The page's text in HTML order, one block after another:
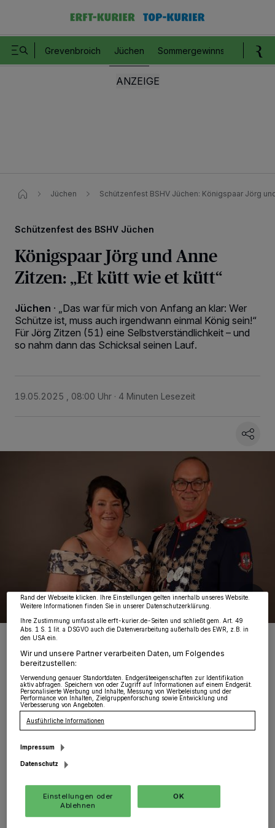
Grevenbroich Jüchen Sommergewinnspiel
Jüchen Schützenfest BSHV Jüchen: Königspaar Jörg
Schützenfest des BSHV Jüchen
Königspaar Jörg und Anne
Zitzen: „Et kütt wie et kütt“
Jüchen · „Das war für mich von Anfang an klar: Wer
Schütze ist, muss auch irgendwann einmal König sein!“
Für Jörg Zitzen (51) eine Selbstverständlichkeit – und
so nahm dann das Schicksal seinen Lauf.
19.05.2025 , 08:00 Uhr 4 Minuten Lesezeit
Königspaar Jörg und Anne Zitzen freut sich auf die anstehenden
Foto: Rita Lonyai
großes Hobby: das Grillen. Es war bei einem
Ein Freund aus den „Steakhuntern“, dem
sechsköpfigen Grill-Team, in dem Majestät
-Partner speichern und greifen auf personenbezogene Daten
wie Browserdaten oder eindeutige Kennungen auf Ihrem Gerät zu. Durch Auswahl
von OK aktivieren Sie Tracking-Technologien für die unter „Wir und unsere
Partner verarbeiten Daten, um Ihnen Dienste bereitzustellen“ aufgeführten
Zwecke. Wenn Tracker deaktiviert sind, sind manche Inhalte und Anzeigen
möglicherweise nicht mehr so relevant für Sie. Sie können dieses Menü jederzeit
wieder aufrufen, um Ihre Einstellungen zu ändern oder Ihre Einwilligung zu
widerrufen, indem Sie auf den Link Einstellungen oder Ablehnen am unteren
Rand der Webseite klicken. Ihre Einstellungen gelten innerhalb unseres Website.
Weitere Informationen finden Sie in unserer Datenschutzerklärung.
Ihre Zustimmung umfasst alle erft-kurier.de-Seiten und schließt gem. Art. 49
Abs. 1 S. 1 lit. a DSGVO auch die Datenverarbeitung außerhalb des EWR, z.B. in
den USA ein.
Wir und unsere Partner verarbeiten Daten, um Folgendes
bereitzustellen:
Verwendung genauer Standortdaten. Endgeräteeigenschaften zur Identifikation
aktiv abfragen. Speichern von oder Zugriff auf Informationen auf einem Endgerät.
Personalisierte Werbung und Inhalte, Messung von Werbeleistung und der
Performance von Inhalten, Zielgruppenforschung sowie Entwicklung und
Verbesserung von Angeboten.
Ausführliche Informationen
Impressum
Datenschutz
Einstellungen oder
Ablehnen
OK